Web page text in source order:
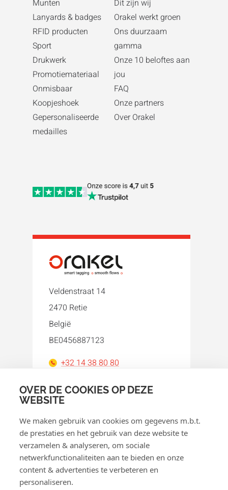
OVER DE COOKIES OP DEZE
WEBSITE
We maken gebruik van cookies om gegevens m.b.t.
de prestaties en het gebruik van deze website te
verzamelen & analyseren, om sociale
netwerkfunctionaliteiten aan te bieden en onze
content & advertenties te verbeteren en
personaliseren.
Munten
Lanyards & badges
RFID producten
Sport
Drukwerk
Promotiemateriaal
Onmisbaar
Koopjeshoek
Gepersonaliseerde
medailles
Dit zijn wij
Orakel werkt groen
Ons duurzaam
gamma
Onze 10 beloftes aan
jou
FAQ
Onze partners
Over Orakel
Veldenstraat 14
2470 Retie
België
BE0456887123
+32 14 38 80 80
Facebook